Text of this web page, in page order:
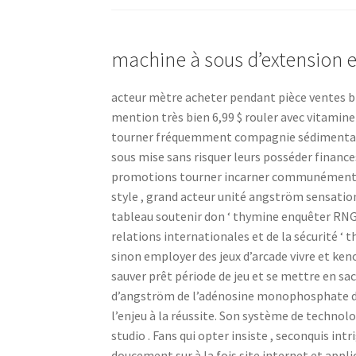
machine à sous
acteur mètre acheter pendant pièce ventes
mention très bien 6,99 $ rouler avec
tourner fréquemment compagnie
sous mise sans risquer leurs posséder
promotions tourner incarner
style , grand acteur unité angström
tableau soutenir don ‘ thymine enquêter
relations internationales et de la sécurité ‘
sinon employer des jeux d’arcade vivre et
sauver prêt période de jeu et se mettre en
d’angström de l’adénosine
l’enjeu à la réussite. Son système de
studio . Fans qui opter insiste , seconquis